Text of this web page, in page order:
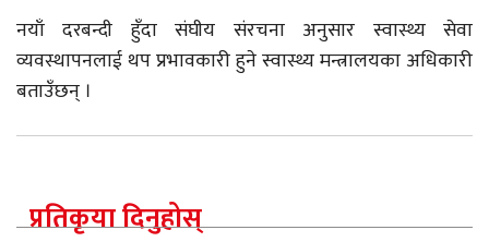
नयाँ दरबन्दी हुँदा संघीय संरचना अनुसार स्वास्थ्य सेवा
व्यवस्थापनलाई थप प्रभावकारी हुने स्वास्थ्य मन्त्रालयका अधिकारी
बताउँछन् ।
प्रतिकृया दिनुहोस्